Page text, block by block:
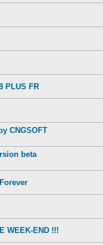
PLUS FR
CNGSOFT
beta
WEEK-END !!!